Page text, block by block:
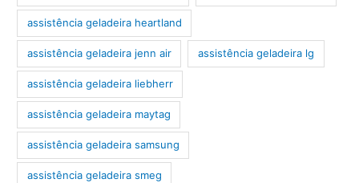
assistência geladeira heartland
assistência geladeira jenn air assistência geladeira lg
assistência geladeira liebherr
assistência geladeira maytag
assistência geladeira samsung
assistência geladeira smeg